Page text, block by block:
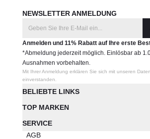
BELIEBTE LINKS
TOP MARKEN
SERVICE
AGB
NEWSLETTER ANMELDUNG
Anmelden und 11% Rabatt auf Ihre erste
*Abmeldung jederzeit möglich. Einlösbar ab
Ausnahmen vorbehalten.
Mit Ihrer Anmeldung erklären Sie sich mit unseren
einverstanden.